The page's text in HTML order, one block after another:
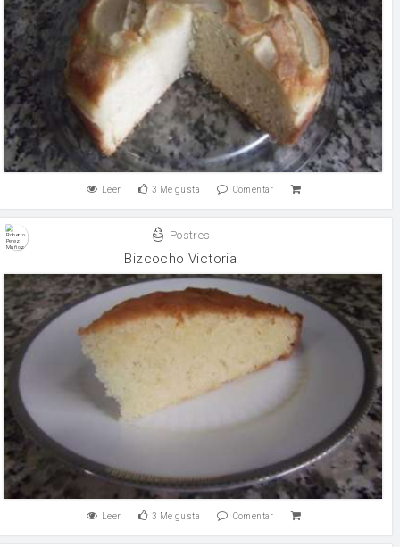
Leer 3 Me gusta Comentar
Postres
Bizcocho Victoria
Leer 3 Me gusta Comentar